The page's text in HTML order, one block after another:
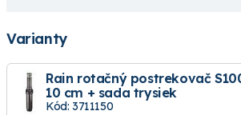
Varianty
Rain rotačný postrekovač
10 cm + sada trysiek
Kód: 3711150